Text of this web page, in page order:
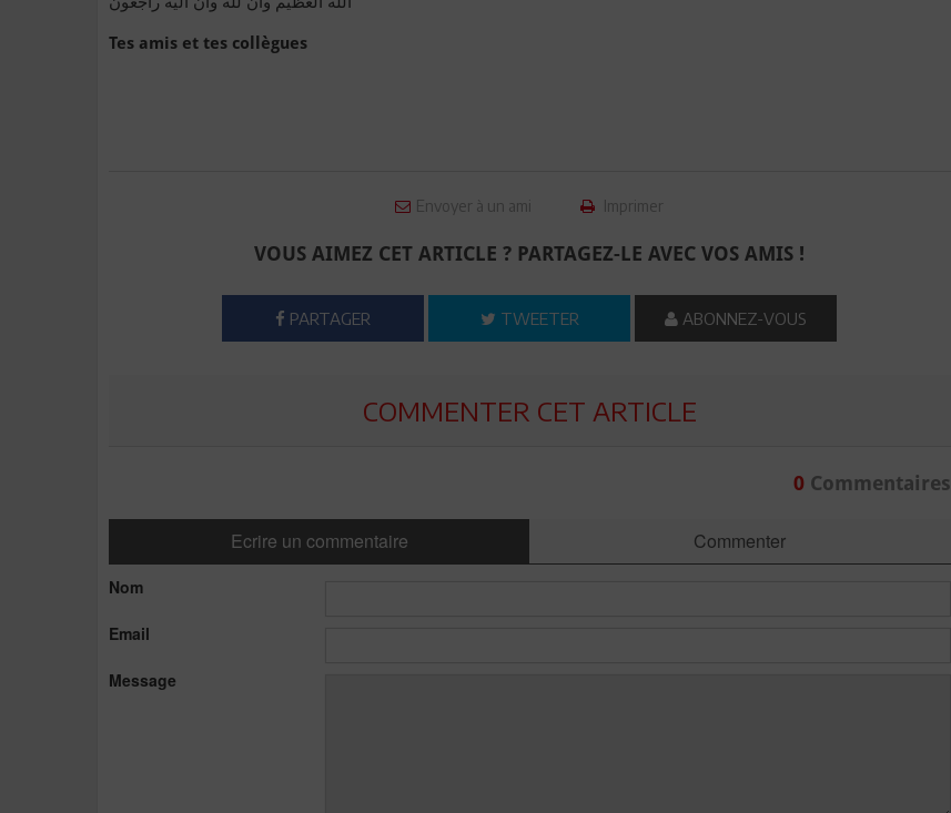
Tes amis et tes collègues
Envoyer à un ami Imprimer
VOUS AIMEZ CET ARTICLE ? PARTAGEZ-LE AVEC VOS AMIS !
PARTAGER TWEETER ABONNEZ-VOUS
COMMENTER CET ARTICLE
0Commentaires
Ecrire un commentaire Commenter
Nom
Email
Message